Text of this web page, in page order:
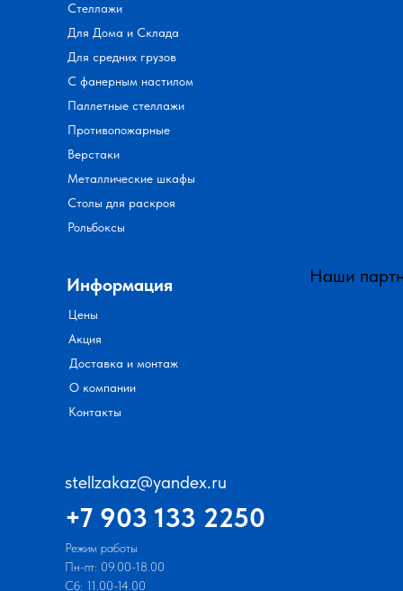
Информация
Цены
Акция
Доставка и монтаж
О компании
Контакты
Режим работы
Пн-пт: 09.00-18.00
Сб: 11.00-14.00
stellzakaz@yandex.ru
+7 903 133 2250
Стеллажи
Для Дома и Склада
Для средних грузов
С фанерным настилом
Паллетные стеллажи
Противопожарные
Верстаки
Металлические шкафы
Столы для раскроя
Рольбоксы
Наши